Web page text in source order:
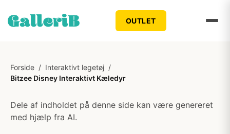
OUTLET
Forside / Interaktivt legetøj /
Bitzee Disney Interaktivt Kæledyr
Dele af indholdet på denne side kan være genereret
med hjælp fra AI.